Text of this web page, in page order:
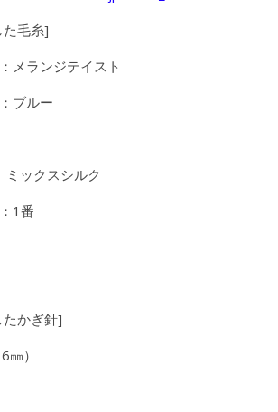
毛糸]
メランジテイスト
ブルー
ミックスシルク
1番
かぎ針]
㎜）